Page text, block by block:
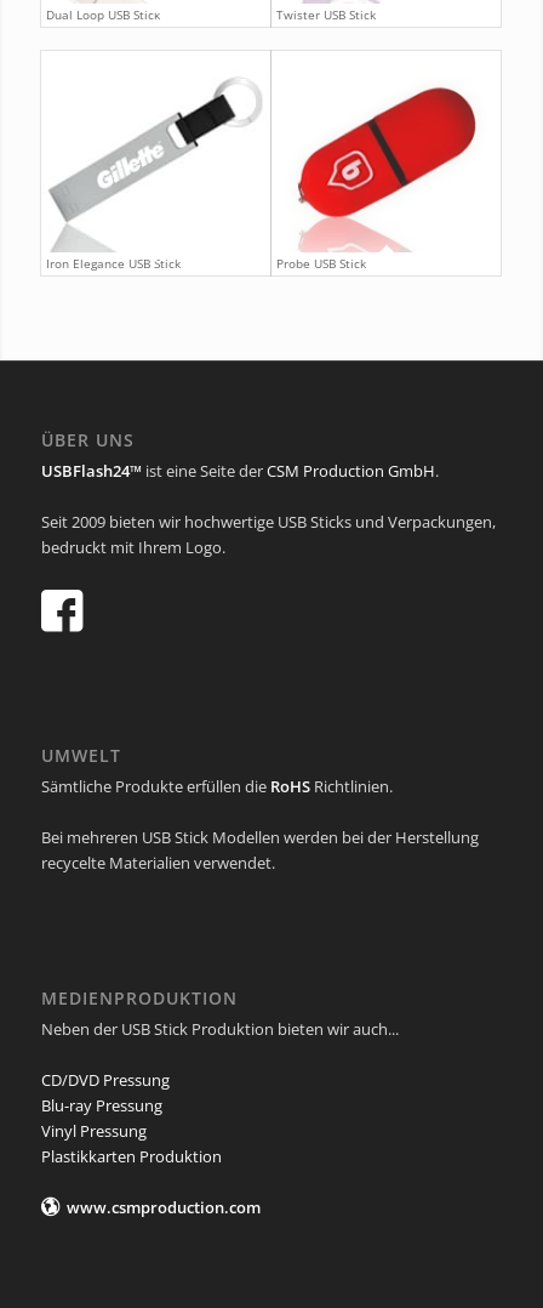
Dual Loop USB Stick Twister USB Stick
Iron Elegance USB Stick Probe USB Stick
ÜBER UNS
USBFlash24™ ist eine Seite derCSM Production GmbH.
Seit 2009 bieten wir hochwertige USB Sticks und Verpackungen,
bedruckt mit Ihrem Logo.
UMWELT
Sämtliche Produkte erfüllen die RoHSRichtlinien.
Bei mehreren USB Stick Modellen werden bei der Herstellung
recycelte Materialien verwendet.
MEDIENPRODUKTION
Neben der USB Stick Produktion bieten wir auch...
CD/DVD Pressung
Blu-ray Pressung
Vinyl Pressung
Plastikkarten Produktion
www.csmproduction.com